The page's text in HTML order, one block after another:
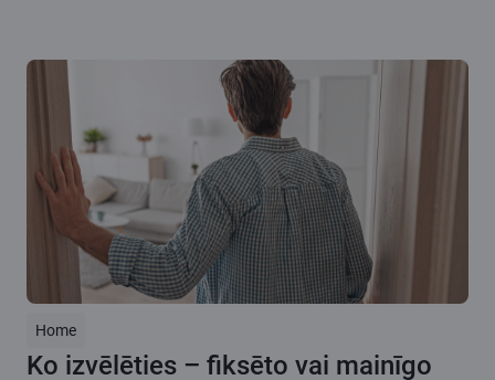
Home
Ko izvēlēties – fiksēto vai mainīgo